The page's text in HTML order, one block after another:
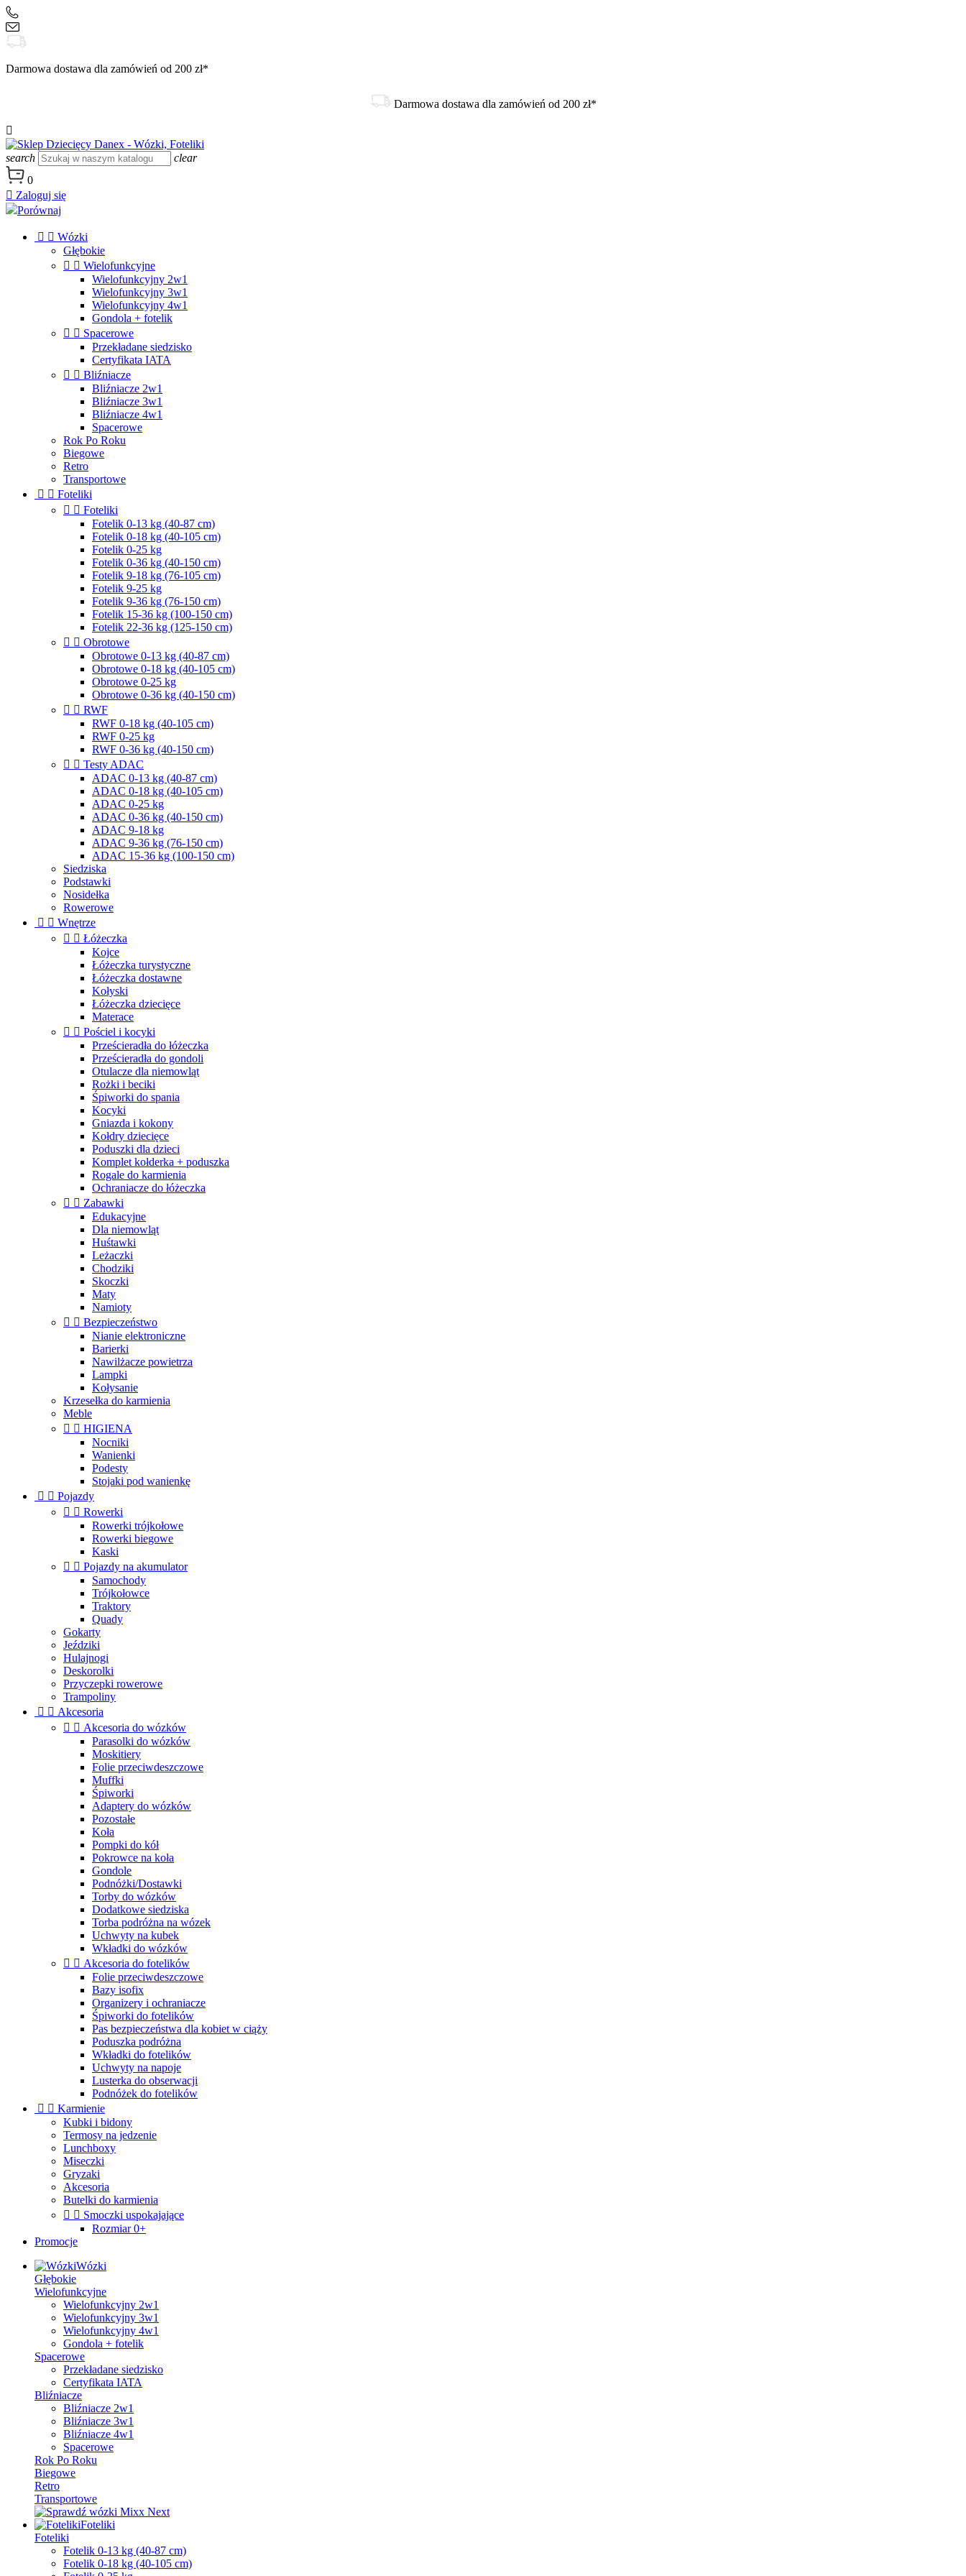
Darmowa dostawa dla zamówień od 200 zł*
Darmowa dostawa dla zamówień od 200 zł*

search
clear
0
 Zaloguj się
Porównaj
  Wózki
Głębokie
  Wielofunkcyjne
Wielofunkcyjny 2w1
Wielofunkcyjny 3w1
Wielofunkcyjny 4w1
Gondola + fotelik
  Spacerowe
Przekładane siedzisko
Certyfikata IATA
  Bliźniacze
Bliźniacze 2w1
Bliźniacze 3w1
Bliźniacze 4w1
Spacerowe
Rok Po Roku
Biegowe
Retro
Transportowe
  Foteliki
  Foteliki
Fotelik 0-13 kg (40-87 cm)
Fotelik 0-18 kg (40-105 cm)
Fotelik 0-25 kg
Fotelik 0-36 kg (40-150 cm)
Fotelik 9-18 kg (76-105 cm)
Fotelik 9-25 kg
Fotelik 9-36 kg (76-150 cm)
Fotelik 15-36 kg (100-150 cm)
Fotelik 22-36 kg (125-150 cm)
  Obrotowe
Obrotowe 0-13 kg (40-87 cm)
Obrotowe 0-18 kg (40-105 cm)
Obrotowe 0-25 kg
Obrotowe 0-36 kg (40-150 cm)
  RWF
RWF 0-18 kg (40-105 cm)
RWF 0-25 kg
RWF 0-36 kg (40-150 cm)
  Testy ADAC
ADAC 0-13 kg (40-87 cm)
ADAC 0-18 kg (40-105 cm)
ADAC 0-25 kg
ADAC 0-36 kg (40-150 cm)
ADAC 9-18 kg
ADAC 9-36 kg (76-150 cm)
ADAC 15-36 kg (100-150 cm)
Siedziska
Podstawki
Nosidełka
Rowerowe
  Wnętrze
  Łóżeczka
Kojce
Łóżeczka turystyczne
Łóżeczka dostawne
Kołyski
Łóżeczka dziecięce
Materace
  Pościel i kocyki
Prześcieradła do łóżeczka
Prześcieradła do gondoli
Otulacze dla niemowląt
Rożki i beciki
Śpiworki do spania
Kocyki
Gniazda i kokony
Kołdry dziecięce
Poduszki dla dzieci
Komplet kołderka + poduszka
Rogale do karmienia
Ochraniacze do łóżeczka
  Zabawki
Edukacyjne
Dla niemowląt
Huśtawki
Leżaczki
Chodziki
Skoczki
Maty
Namioty
  Bezpieczeństwo
Nianie elektroniczne
Barierki
Nawilżacze powietrza
Lampki
Kołysanie
Krzesełka do karmienia
Meble
  HIGIENA
Nocniki
Wanienki
Podesty
Stojaki pod wanienkę
  Pojazdy
  Rowerki
Rowerki trójkołowe
Rowerki biegowe
Kaski
  Pojazdy na akumulator
Samochody
Trójkołowce
Traktory
Quady
Gokarty
Jeździki
Hulajnogi
Deskorolki
Przyczepki rowerowe
Trampoliny
  Akcesoria
  Akcesoria do wózków
Parasolki do wózków
Moskitiery
Folie przeciwdeszczowe
Muffki
Śpiworki
Adaptery do wózków
Pozostałe
Koła
Pompki do kół
Pokrowce na koła
Gondole
Podnóżki/Dostawki
Torby do wózków
Dodatkowe siedziska
Torba podróżna na wózek
Uchwyty na kubek
Wkładki do wózków
  Akcesoria do fotelików
Folie przeciwdeszczowe
Bazy isofix
Organizery i ochraniacze
Śpiworki do fotelików
Pas bezpieczeństwa dla kobiet w ciąży
Poduszka podróżna
Wkładki do fotelików
Uchwyty na napoje
Lusterka do obserwacji
Podnóżek do fotelików
  Karmienie
Kubki i bidony
Termosy na jedzenie
Lunchboxy
Miseczki
Gryzaki
Akcesoria
Butelki do karmienia
  Smoczki uspokajające
Rozmiar 0+
Promocje
Wózki
Głębokie
Wielofunkcyjne
Wielofunkcyjny 2w1
Wielofunkcyjny 3w1
Wielofunkcyjny 4w1
Gondola + fotelik
Spacerowe
Przekładane siedzisko
Certyfikata IATA
Bliźniacze
Bliźniacze 2w1
Bliźniacze 3w1
Bliźniacze 4w1
Spacerowe
Rok Po Roku
Biegowe
Retro
Transportowe
Foteliki
Foteliki
Fotelik 0-13 kg (40-87 cm)
Fotelik 0-18 kg (40-105 cm)